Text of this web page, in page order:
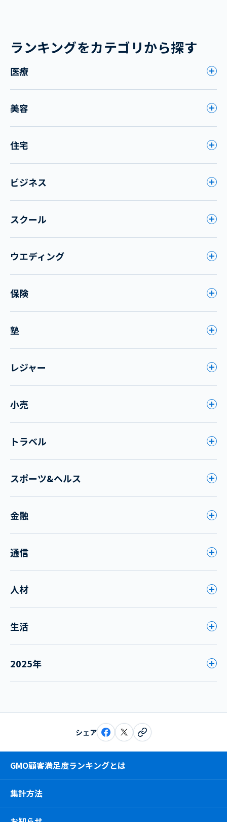
ランキングをカテゴリから探す
医療
美容
住宅
ビジネス
スクール
ウエディング
保険
塾
レジャー
小売
トラベル
スポーツ&ヘルス
金融
通信
人材
生活
2025年
シェア
GMO顧客満足度ランキングとは
集計方法